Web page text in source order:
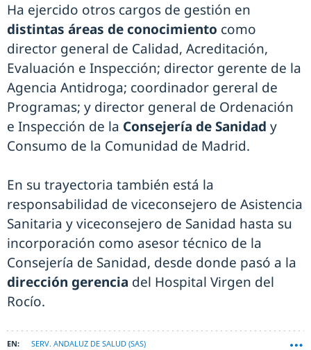
Ha ejercido otros cargos de gestión en
distintas áreas de conocimiento como
director general de Calidad, Acreditación,
Evaluación e Inspección; director gerente de la
Agencia Antidroga; coordinador gereral de
Programas; y director general de Ordenación
e Inspección de la Consejería de Sanidad y
Consumo de la Comunidad de Madrid.
En su trayectoria también está la
responsabilidad de viceconsejero de Asistencia
Sanitaria y viceconsejero de Sanidad hasta su
incorporación como asesor técnico de la
Consejería de Sanidad, desde donde pasó a la
dirección gerencia del Hospital Virgen del
Rocío.
SERV. ANDALUZ DE SALUD (SAS)